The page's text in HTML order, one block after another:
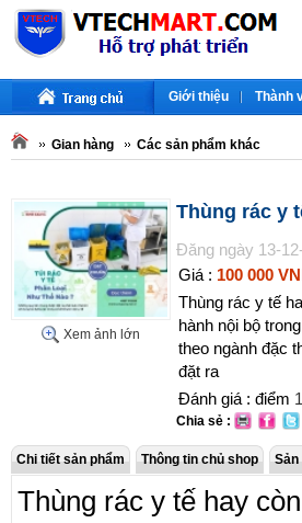
Giới thiệu Thành
Gian hàng Các sản phẩm khác
Xem ảnh lớn
Thùng rác y
Đăng ngày 13-
Giá : 100 000
Thùng rác y tế
hành nội bộ
theo ngành đặc
đặt ra
Đánh giá : điểm 1
Chia sẻ :
Chi tiết sản phẩm Thông tin chủ shop Sản
Thùng rác y tế hay